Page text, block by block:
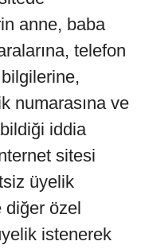
anne, baba
telefon
bilgilerine,
numarasına ve
iddia
sitesi
üyelik
diğer özel
istenerek